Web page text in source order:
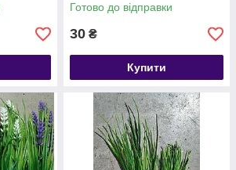
Готово до відправки
30 ₴
Купити